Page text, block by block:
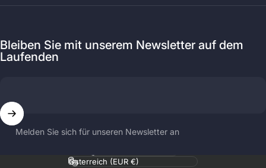
Bleiben Sie mit unserem Newsletter auf dem
Laufenden
Melden Sie sich für unseren Newsletter an
Sprache
Land/Region